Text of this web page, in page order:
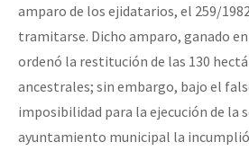
amparo de los ejidatarios, el 259/
tramitarse. Dicho amparo, ganado
ordenó la restitución de las 130
ancestrales; sin embargo, bajo el
imposibilidad para la ejecución de la
ayuntamiento municipal la